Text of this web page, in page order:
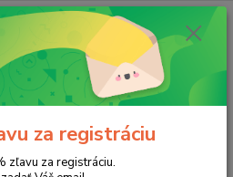
prechádza úpravami.
Ďakujeme za
za registráciu
zľavu za registráciu.